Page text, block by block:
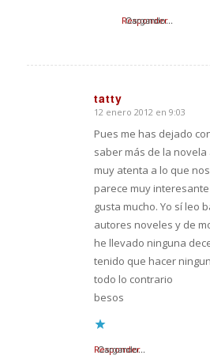
Cargando...
Responder
tatty
Dice:
12 enero 2012 en 9:03
Pues me has dejado
saber más de la
muy atenta a lo que
parece muy
gusta mucho. Yo sí leo
autores noveles y de
he llevado ninguna
tenido que hacer
todo lo contrario
besos
Cargando...
Responder